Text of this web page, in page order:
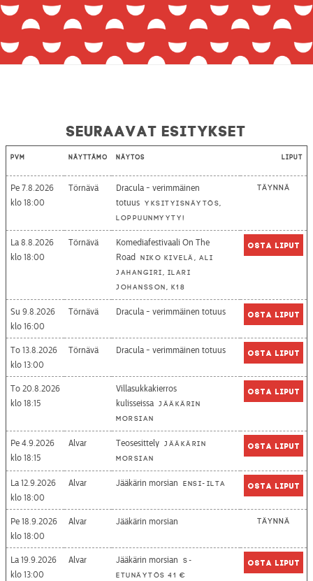
Seuraavat esitykset
Pvm Näyttämö Näytös Liput
Pe 7.8.2026
18:00
Törnävä
Dracula - verimmäinen
totuus Yksityisnäytös,
loppuunmyyty!
Täynnä
La 8.8.2026
18:00
Törnävä
Komediafestivaali On The
Road
Niko Kivelä, Ali
Jahangiri, Ilari
Johansson, K18
Osta liput
Su 9.8.2026
16:00
Törnävä Dracula - verimmäinen totuus Osta liput
To 13.8.2026
13:00
Törnävä Dracula - verimmäinen totuus Osta liput
To 20.8.2026
18:15
Villasukkakierros
kulisseissa Jääkärin
morsian
Osta liput
Pe 4.9.2026
18:15
Alvar Teosesittely Jääkärin
morsian
Osta liput
La 12.9.2026
18:00
Alvar Jääkärin morsian Ensi-ilta Osta liput
Pe 18.9.2026
18:00
Alvar Jääkärin morsian Täynnä
La 19.9.2026
13:00
Alvar Jääkärin morsian
S-
etunäytös 41 €
Osta liput